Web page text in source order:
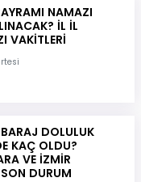
NAMAZI
İL İL
VAKİTLERİ
BARAJ DOLULUK
KAÇ OLDU?
VE İZMİR
DURUM